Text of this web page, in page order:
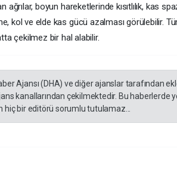
boyun hareketlerinde kısıtlılık, kas
kol ve elde kas gücü azalması görülebilir.
çekilmez bir hal alabilir.
Ajansı (DHA) ve diğer ajanslar tarafından
kanallarından çekilmektedir. Bu haberlerde
bir editörü sorumlu tutulamaz...